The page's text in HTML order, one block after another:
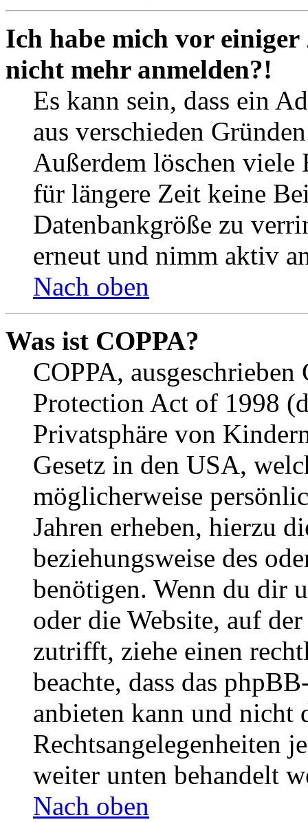
Ich habe mich vor
nicht mehr anmelden?!
Es kann sein, dass ein
aus verschieden
Außerdem löschen viele
für längere Zeit keine
Datenbankgröße zu
erneut und nimm aktiv
Nach oben
Was ist COPPA?
COPPA,
Protection Act of 1998
Privatsphäre von
Gesetz in den USA,
möglicherweise
Jahren erheben, hierzu
beziehungsweise des
benötigen. Wenn du dir
oder die Website, auf
zutrifft, ziehe einen
beachte, dass das
anbieten kann und nicht
Rechtsangelegenheiten
weiter unten behandelt
Nach oben